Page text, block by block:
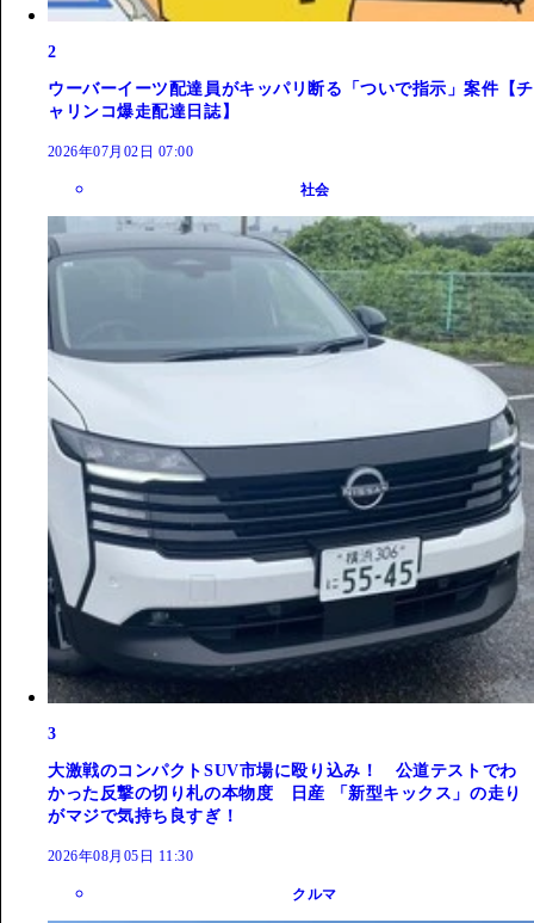
2
ウーバーイーツ配達員がキッパリ断る「ついで指示」案件【チ
ャリンコ爆走配達日誌】
2026年07月02日 07:00
社会
3
大激戦のコンパクトSUV市場に殴り込み！ 公道テストでわ
かった反撃の切り札の本物度 日産 「新型キックス」の走り
がマジで気持ち良すぎ！
2026年08月05日 11:30
クルマ